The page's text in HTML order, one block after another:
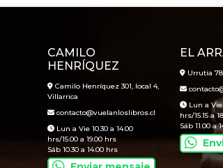
CAMILO
HENRÍQUEZ
Camilo Henríquez 301, local 4,
Villarrica
contacto@vuelanloslibros.cl
Lun a Vie 10.30 a 14.00
hrs/15.00 a 19.00 hrs
Sáb 10.30 a 14.00 hrs
EL
Urrutia
Lun a Vie
hrs/15.15 a
Sáb 11.00 a